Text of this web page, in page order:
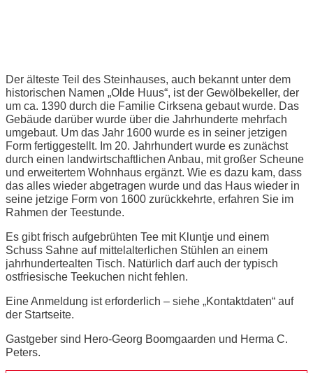
Der älteste Teil des Steinhauses, auch bekannt unter dem
historischen Namen „Olde Huus“, ist der Gewölbekeller, der
um ca. 1390 durch die Familie Cirksena gebaut wurde. Das
Gebäude darüber wurde über die Jahrhunderte mehrfach
umgebaut. Um das Jahr 1600 wurde es in seiner jetzigen
Form fertiggestellt. Im 20. Jahrhundert wurde es zunächst
durch einen landwirtschaftlichen Anbau, mit großer Scheune
und erweitertem Wohnhaus ergänzt. Wie es dazu kam, dass
das alles wieder abgetragen wurde und das Haus wieder in
seine jetzige Form von 1600 zurückkehrte, erfahren Sie im
Rahmen der Teestunde.
Es gibt frisch aufgebrühten Tee mit Kluntje und einem
Schuss Sahne auf mittelalterlichen Stühlen an einem
jahrhundertealten Tisch. Natürlich darf auch der typisch
ostfriesische Teekuchen nicht fehlen.
Eine Anmeldung ist erforderlich – siehe „Kontaktdaten“ auf
der Startseite.
Gastgeber sind Hero-Georg Boomgaarden und Herma C.
Peters.